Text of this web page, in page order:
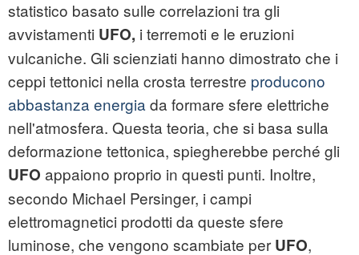
statistico basato sulle correlazioni tra gli
avvistamenti UFO, i terremoti e le eruzioni
vulcaniche. Gli scienziati hanno dimostrato che i
ceppi tettonici nella crosta terrestre producono
abbastanza energia da formare sfere elettriche
nell'atmosfera. Questa teoria, che si basa sulla
deformazione tettonica, spiegherebbe perché gli
UFO appaiono proprio in questi punti. Inoltre,
secondo Michael Persinger, i campi
elettromagnetici prodotti da queste sfere
luminose, che vengono scambiate per UFO,